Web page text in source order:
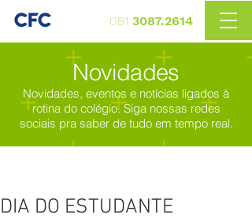
081 3087.2614
Novidades
Novidades, eventos e notícias ligados à
rotina do colégio. Siga nossas redes
sociais pra saber de tudo em tempo real.
DIA DO ESTUDANTE